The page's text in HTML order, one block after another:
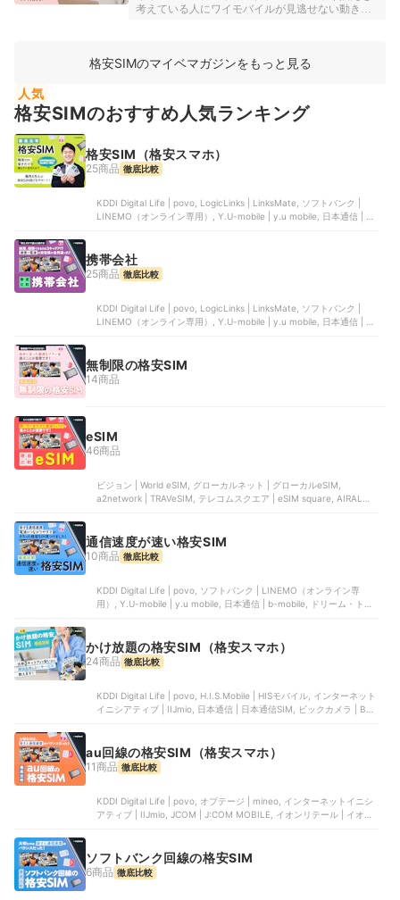
考えている人にワイモバイルが見逃せない動きを
却するときのコストまで、条件次第ではかなり負
格安SIMのマイベマガジンをもっと見る
人気
格安SIMのおすすめ人気ランキング
格安SIM（格安スマホ）
25商品 徹底比較
KDDI Digital Life | povo, LogicLinks | LinksMate, ソフトバンク |
LINEMO（オンライン専用）, Y.U-mobile | y.u mobile, 日本通信 | 日
携帯会社
25商品 徹底比較
KDDI Digital Life | povo, LogicLinks | LinksMate, ソフトバンク |
LINEMO（オンライン専用）, Y.U-mobile | y.u mobile, 日本通信 | 日
無制限の格安SIM
14商品
eSIM
46商品
ビジョン | World eSIM, グローカルネット | グローカルeSIM,
a2network | TRAVeSIM, テレコムスクエア | eSIM square, AIRALO |
通信速度が速い格安SIM
10商品 徹底比較
KDDI Digital Life | povo, ソフトバンク | LINEMO（オンライン専
用）, Y.U-mobile | y.u mobile, 日本通信 | b-mobile, ドリーム・トレ
かけ放題の格安SIM（格安スマホ）
24商品 徹底比較
KDDI Digital Life | povo, H.I.S.Mobile | HISモバイル, インターネット
イニシアティブ | IIJmio, 日本通信 | 日本通信SIM, ビックカメラ | BIC
au回線の格安SIM（格安スマホ）
11商品 徹底比較
KDDI Digital Life | povo, オプテージ | mineo, インターネットイニシ
アティブ | IIJmio, JCOM | J:COM MOBILE, イオンリテール | イオン
ソフトバンク回線の格安SIM
6商品 徹底比較